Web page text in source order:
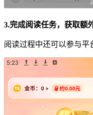
3.完成阅读任务，获取额
阅读过程中还可以参与平